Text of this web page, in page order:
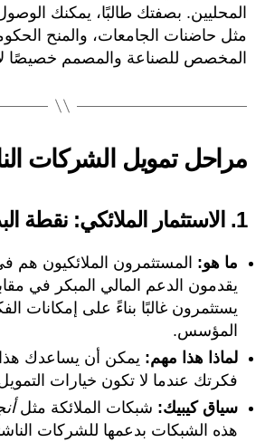
المحليين. بصفتك طالبًا، يمكنك
مثل حاضنات الجامعات، والمنح
المخصص للصناعة والمصمم خصيصًا
مراحل تمويل الشركات
1. الاستثمار الملائكي: نقطة
ما هو: المستثمرون الملائكيون هم
يقدمون الدعم المالي المبكر في
يستثمرون غالبًا بناءً على إمكانات
المؤسس.
لماذا هذا مهم: يمكن أن يساعدك هذا
فكرتك عندما لا تكون خيارات التمويل
سياق كيبيك: شبكات الملائكة مثل
هذه الشبكات بدعمها للشركات